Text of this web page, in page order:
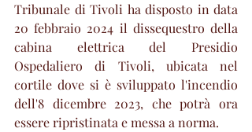
Tribunale di Tivoli ha disposto in data
20 febbraio 2024 il dissequestro della
cabina elettrica del Presidio
Ospedaliero di Tivoli, ubicata nel
cortile dove si è sviluppato l'incendio
dell'8 dicembre 2023, che potrà ora
essere ripristinata e messa a norma.